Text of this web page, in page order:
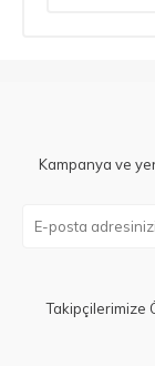
Kampanya ve
Takipçilerimize